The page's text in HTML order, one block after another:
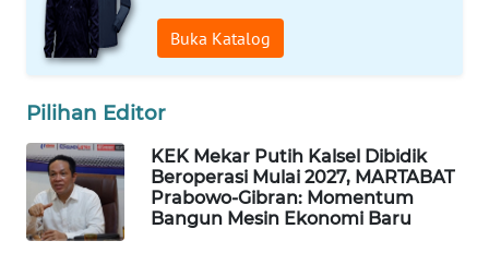
Buka Katalog
Pilihan Editor
KEK Mekar Putih Kalsel Dibidik
Beroperasi Mulai 2027, MARTABAT
Prabowo-Gibran: Momentum
Bangun Mesin Ekonomi Baru
TRAVEL
WAHANA
WAHANANEWS
ID
WAHANANEWS